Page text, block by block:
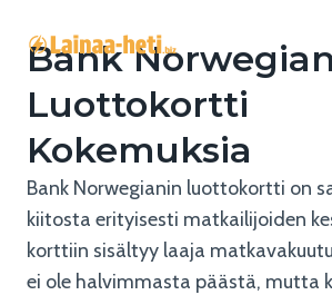
sisältöön
Bank Norwegian
Luottokortti
Kokemuksia
Bank Norwegianin luottokortti on
kiitosta erityisesti matkailijoiden
korttiin sisältyy laaja
ei ole halvimmasta päästä, mutta